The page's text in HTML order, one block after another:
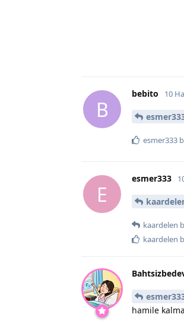
B
bebito 10
esmer333
E
esmer333
kaardelen
kaardelen
hamile